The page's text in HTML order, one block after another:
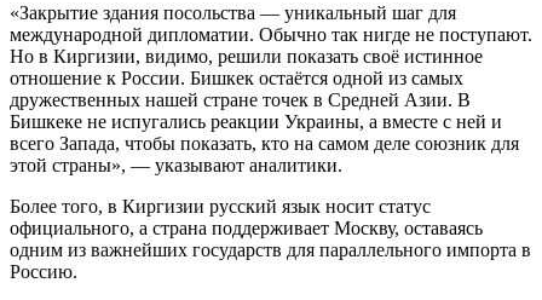
«Закрытие здания посольства — уникальный шаг для
международной дипломатии. Обычно так нигде не поступают.
Но в Киргизии, видимо, решили показать своё истинное
отношение к России. Бишкек остаётся одной из самых
дружественных нашей стране точек в Средней Азии. В
Бишкеке не испугались реакции Украины, а вместе с ней и
всего Запада, чтобы показать, кто на самом деле союзник для
этой страны», — указывают аналитики.
Более того, в Киргизии русский язык носит статус
официального, а страна поддерживает Москву, оставаясь
одним из важнейших государств для параллельного импорта в
Россию.